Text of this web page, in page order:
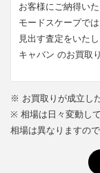
お客様にご納得い
モードスケープで
見出す査定をいたし
キャバン のお買取
※ お買取りが成立し
※ 相場は日々変動し
相場は異なりますの